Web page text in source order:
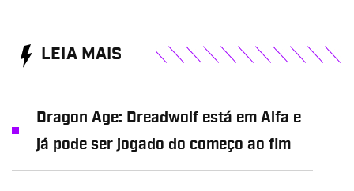
LEIA MAIS
Dragon Age: Dreadwolf está em Alfa e
já pode ser jogado do começo ao fim